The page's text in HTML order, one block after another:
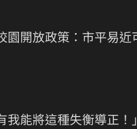
開放政策：市平易近
我能將這種失衡導正！